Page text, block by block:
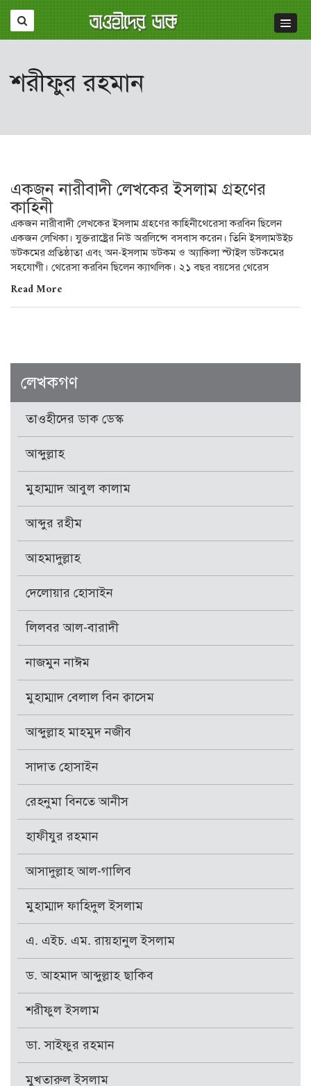
শরীফুর রহমান
একজন নারীবাদী লেখকের ইসলাম গ্রহণের
কাহিনী
একজন নারীবাদী লেখকের ইসলাম গ্রহণের কাহিনীথেরেসা করবিন ছিলেন
একজন লেখিকা। যুক্তরাষ্ট্রের নিউ অরলিন্সে বসবাস করেন। তিনি ইসলামউইচ
ডটকমের প্রতিষ্ঠাতা এবং অন-ইসলাম ডটকম ও অ্যাকিলা স্টাইল ডটকমের
সহযোগী। থেরেসা করবিন ছিলেন ক্যাথলিক। ২১ বছর বয়সের থেরেস
Read More
লেখকগণ
তাওহীদের ডাক ডেস্ক
আব্দুল্লাহ
মুহাম্মাদ আবুল কালাম
আব্দুর রহীম
আহমাদুল্লাহ
দেলোয়ার হোসাইন
লিলবর আল-বারাদী
নাজমুন নাঈম
মুহাম্মাদ বেলাল বিন ক্বাসেম
আব্দুল্লাহ মাহমুদ নজীব
সাদাত হোসাইন
রেহনুমা বিনতে আনীস
হাফীযুর রহমান
আসাদুল্লাহ আল-গালিব
মুহাম্মাদ ফাহিদুল ইসলাম
এ. এইচ. এম. রায়হানুল ইসলাম
ড. আহমাদ আব্দুল্লাহ ছাকিব
শরীফুল ইসলাম
ডা. সাইফুর রহমান
মুখতারুল ইসলাম